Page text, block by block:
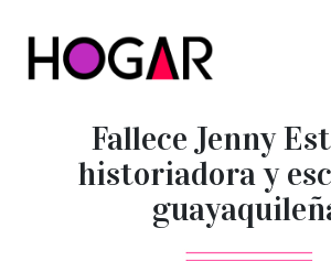
Fallece Jenny
historiadora y